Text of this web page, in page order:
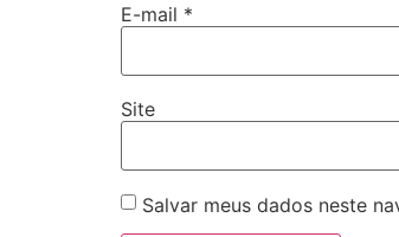
E-mail *
Site
Salvar meus dados neste